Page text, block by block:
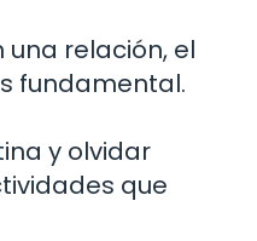
una relación, el
fundamental.
y olvidar
que